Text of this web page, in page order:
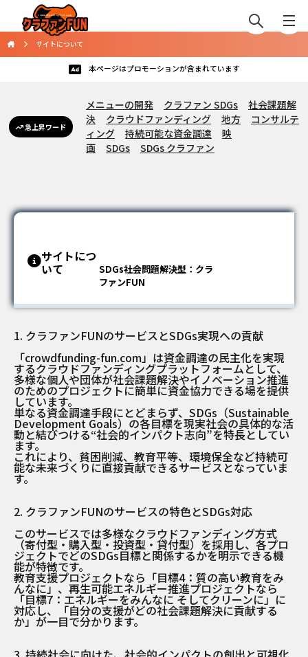
サイトについて
本ページはプロモーションが含まれています
急上昇ワード
メニューの開発 クラファン SDGs
社会課題解
決
クラウドファンディング 地方
コンサルテ
ィング
持続可能な資金調達
映
画
SDGs SDGs クラファン
サイトにつ
いて
SDGs社会問題解決型：クラ
ファンFUN
1. クラファンFUNのサービスとSDGs実現への貢献
「crowdfunding-fun.com」は資金調達の民主化を実現
するクラウドファンディングプラットフォームとして、
多様な個人や団体が社会課題解決やイノベーション推進
のためのプロジェクトに簡単に資金協力できる場を提供
しています。
単なる資金調達手段にとどまらず、SDGs（Sustainable
Development Goals）の各目標を現実社会の具体的な活
動と結びつける“社会的インパクト志向”を特長としてい
ます。
これにより、貧困削減、教育平等、環境保全など持続可
能な未来づくりに直接貢献できるサービスとなっていま
す。
2. クラファンFUNのサービスの特色とSDGs対応
このサービスでは多様なクラウドファンディング方式
（寄付型・購入型・投資型・貸付型）を採用し、各プロ
ジェクトでどのSDGs目標と関係するかを明示できる機
能が特徴です。
教育支援プロジェクトなら「目標4：質の高い教育をみ
んなに」、再生可能エネルギー推進プロジェクトなら
「目標7：エネルギーをみんなに そしてクリーンに」に
対応し、「自分の支援がどの社会課題解決に貢献する
か」が一目で分かります。